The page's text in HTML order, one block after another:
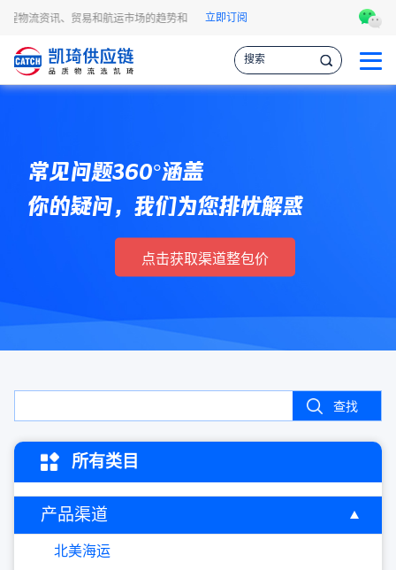
物流资讯、贸易和航运市场的趋势和最新事件，让您掌握各种情报，作出更明智
立即订阅
常见问题360°涵盖
你的疑问，我们为您排忧解惑
点击获取渠道整包价
查找
所有类目
产品渠道
北美海运